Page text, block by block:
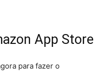
App Store
para fazer o